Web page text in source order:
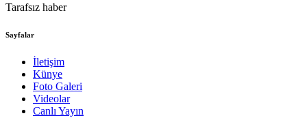
Tarafsız haber
Sayfalar
İletişim
Künye
Foto Galeri
Videolar
Canlı Yayın